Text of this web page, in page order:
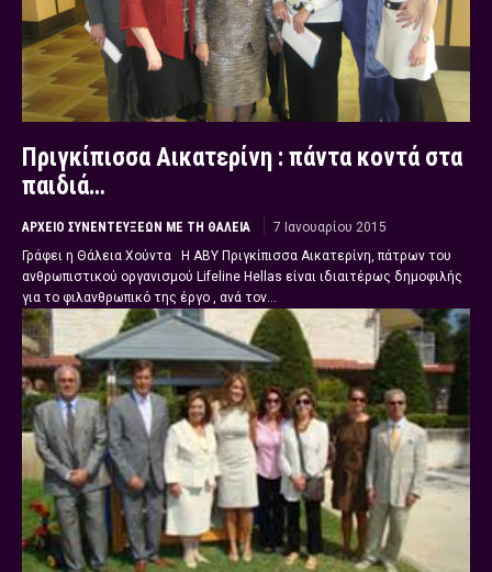
Πριγκίπισσα Αικατερίνη : πάντα κοντά στα
παιδιά…
ΑΡΧΕΊΟ ΣΥΝΕΝΤΕΎΞΕΩΝ ΜΕ ΤΗ ΘΆΛΕΙΑ
7 Ιανουαρίου 2015
Γράφει η Θάλεια Χούντα Η ΑΒΥ Πριγκίπισσα Αικατερίνη, πάτρων του
ανθρωπιστικού οργανισμού Lifeline Hellas είναι ιδιαιτέρως δημοφιλής
για το φιλανθρωπικό της έργο , ανά τον...